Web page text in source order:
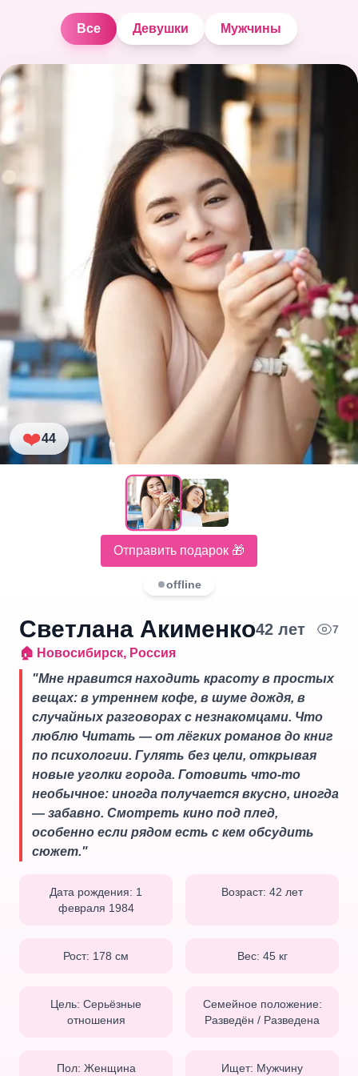
Все Девушки Мужчины
❤️44
Отправить подарок 🎁
offline
Светлана Акименко42 лет 7
🏠 Новосибирск, Россия
"Мне нравится находить красоту в простых
вещах: в утреннем кофе, в шуме дождя, в
случайных разговорах с незнакомцами. Что
люблю Читать — от лёгких романов до книг
по психологии. Гулять без цели, открывая
новые уголки города. Готовить что‑то
необычное: иногда получается вкусно, иногда
— забавно. Смотреть кино под плед,
особенно если рядом есть с кем обсудить
сюжет."
Дата рождения: 1
февраля 1984
Возраст: 42 лет
Рост: 178 см Вес: 45кг
Цель: Серьёзные
отношения
Семейное положение:
Разведён / Разведена
Пол: Женщина Ищет: Мужчину